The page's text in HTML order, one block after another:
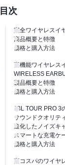
目次
完全ワイヤレスイ
商品概要と特徴
価格と購入方法
高機能ワイヤレス
WIRELESS
製品概要と特徴
価格と購入方法
JBL TOUR PRO 3
サウンドクオリテ
進化したノイズキ
スマートな充電ケ
価格と購入方法
高コスパのワイヤ